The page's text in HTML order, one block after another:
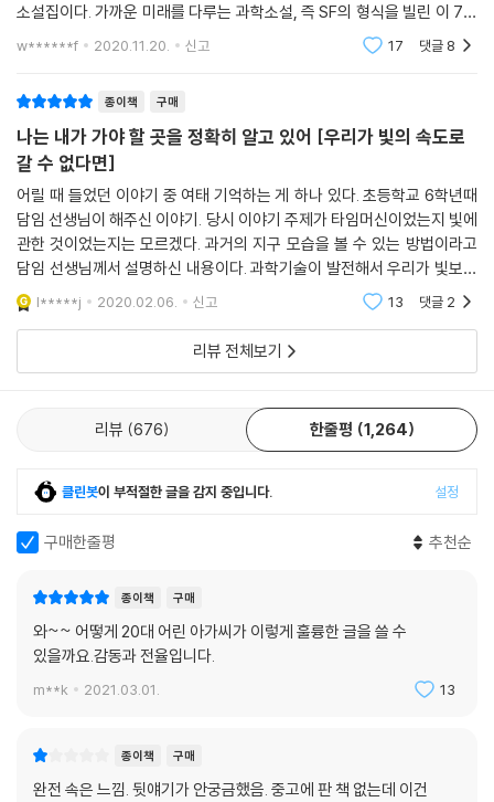
문학평론가 인아영은 스펙트럼에서 외계생명체인 ‘루이’와 주인공 ‘희
진’이 첫 소통을 하는 장면을 인용한다. “이해 불가능성에 대한 이렇게 아
사랑하기에는 너무 빨리 죽어버리는, 인간의 감각으로는 온전히 느낄 수도
이해할 수도 없는 완전한 타자”이다. 그러나 그 앞에서 희진은 이들을 이해
하고 싶다는 마음을 버리지 못하고, 불가능을 알면서도 믿으려고 하며, 그
들의 존재를 받아들이려고 한다. 지구에 돌아온 희진이 평생 수집했던 유
리가 “보통의 감각으로 볼 수 없는 대상을 보게 하는 도구”라면, 이 아름다
운 장면을 가능케 하는 외계 생명체와 다른 행성을 그릴 수 있는 SF소설은,
우리로 하여금 지금 여기의 세계를 새로운 감각으로 보게 하는 또 하나의
유리일 것이다.“(《현대문학》 2018년 9월호)
김초엽의 소설은 근사한 세계를 그려내는 상상력에서 한 발 더 나아가, 우
리를 돌아보게 하는 질문을 던진다. 타자를 알고자 하는 것은 사랑한다는
것의 다른 말이 아니겠느냐고. 완벽하게 이해할 수 없는 상대를 완전하게
이해하는 방법이란 없는 거냐고 애타게 묻는 누군가에게. 김초엽의 소설이
들려주는 이야기는 문학평론가 인아영의 말로 갈음할 수 있을 것 같다. “불
가능성을 껴안는 것”, 불가능성을 껴안고 고군분투하는 인물을 통해, 김초
(「스펙트럼」), 고통 없는 유토피아에서 짐짓 모르는 것처럼 질문하지 않고
하고 나의 세계를, 우리의 세계를 알아야겠다고 용기 내는 마음, 우리의 사
랑과 우정을 말하며 지지 않는 마음, 분투하는 태도가 김초엽의 소설에는
있다.
소설집이다. 가까운 미래를 다루는 과학소설, 즉 SF의 형식을 빌린 이 7개
의 단편은 하나 하나의 이야기가 담고 있는 담론(談論)의 규모가 커서 7
w******f 2020.11.20. 신고 17 댓글 8
종이책 구매
나는 내가 가야 할 곳을 정확히 알고 있어 [우리가 빛의 속도로
갈 수 없다면]
어릴 때 들었던 이야기 중 여태 기억하는 게 하나 있다. 초등학교 6학년때
담임 선생님이 해주신 이야기. 당시 이야기 주제가 타임머신이었는지 빛에
관한 것이었는지는 모르겠다. 과거의 지구 모습을 볼 수 있는 방법이라고
담임 선생님께서 설명하신 내용이다. 과학기술이 발전해서 우리가 빛보다
빠른 속도로 여행을 할 수 있게 되면 지구가 우주로 보낸 빛을 따라잡아 그
빛을 분석하
l*****j 2020.02.06. 신고 13 댓글 2
리뷰 전체보기
리뷰 676 한줄평 1,264
클린봇이 부적절한 글을 감지 중입니다. 설정
구매한줄평 추천순
종이책 구매
와~~ 어떻게 20대 어린 아가씨가 이렇게 훌륭한 글을 쓸 수
있을까요.감동과 전율입니다.
m**k 2021.03.01. 13
종이책 구매
완전 속은 느낌. 뒷얘기가 안궁금했음. 중고에 판 책 없는데 이건